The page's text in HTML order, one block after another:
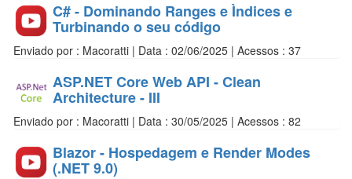
C# - Dominando Ranges e Ìndices e
Turbinando o seu código
Enviado por : Macoratti | Data : 02/06/2025 | Acessos : 37
ASP.NET Core Web API - Clean
Architecture - III
Enviado por : Macoratti | Data : 30/05/2025 | Acessos : 82
Blazor - Hospedagem e Render Modes
(.NET 9.0)